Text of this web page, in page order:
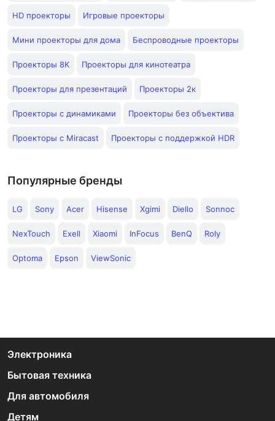
HD проекторы Игровые проекторы
Мини проекторы для дома Беспроводные проекторы
Проекторы 8K Проекторы для кинотеатра
Проекторы для презентаций Проекторы 2к
Проекторы с динамиками Проекторы без объектива
Проекторы с Miracast Проекторы с поддержкой HDR
Популярные бренды
LG Sony Acer Hisense Xgimi Diello Sonnoc
NexTouch Exell Xiaomi InFocus BenQ Roly
Optoma Epson ViewSonic
Электроника
Бытовая техника
Для автомобиля
Детям